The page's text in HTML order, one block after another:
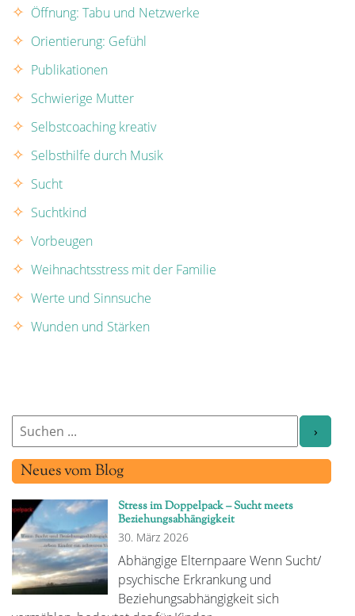
Öffnung: Tabu und Netzwerke
Orientierung: Gefühl
Publikationen
Schwierige Mutter
Selbstcoaching kreativ
Selbsthilfe durch Musik
Sucht
Suchtkind
Vorbeugen
Weihnachtsstress mit der Familie
Werte und Sinnsuche
Wunden und Stärken
Neues vom Blog
Stress im Doppelpack – Sucht meets
Beziehungsabhängigkeit
30. März 2026
Abhängige Elternpaare Wenn Sucht/
psychische Erkrankung und
Beziehungsabhängigkeit sich